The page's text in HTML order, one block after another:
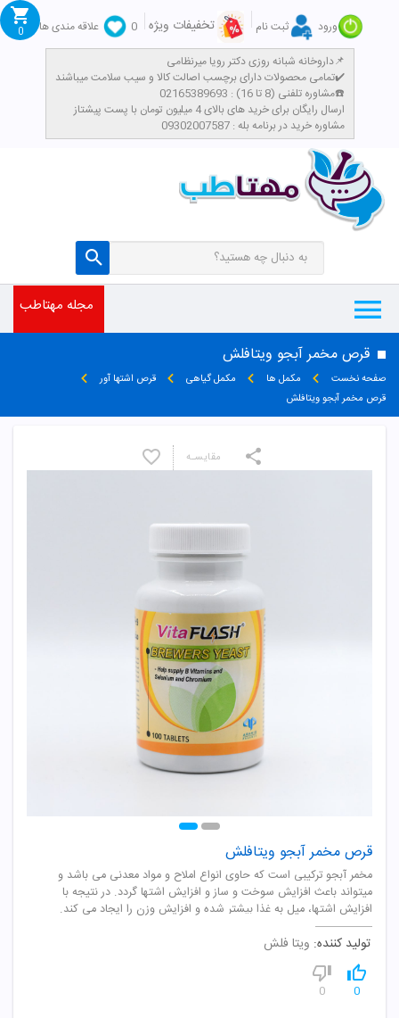
ورود ثبت نام تخفیفات ویژه 0
علاقه مندی ها
داروخانه شبانه روزی دکتر رویا میرنظامی📌
تمامی محصولات دارای برچسب اصالت کالا و سیب سلامت میباشند✔️
مشاوره تلفنی (8 تا 16) : 02165389693☎️
​ارسال رایگان برای خرید های بالای 4 میلیون تومان با پست پیشتاز
مشاوره خرید در برنامه بله : 09302007587
0
مجله مهتاطب
قرص مخمر آبجو ویتافلش
صفحه نخست مکمل ها مکمل گیاهی
قرص اشتها آور
قرص مخمر آبجو ویتافلش
قرص مخمر آبجو ویتافلش
مخمر آبجو ترکیبی است که حاوی انواع املاح و مواد معدنی می باشد و
میتواند باعث افزایش سوخت و ساز و افزایش اشتها گردد. در نتیجه با
افزایش اشتها، میل به غذا بیشتر شده و افزایش وزن را ایجاد می کند.
تولید کننده: ویتا فلش
0
0
مقایسـه